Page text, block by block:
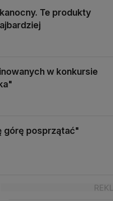
Te produkty
w konkursie
górę posprzątać"